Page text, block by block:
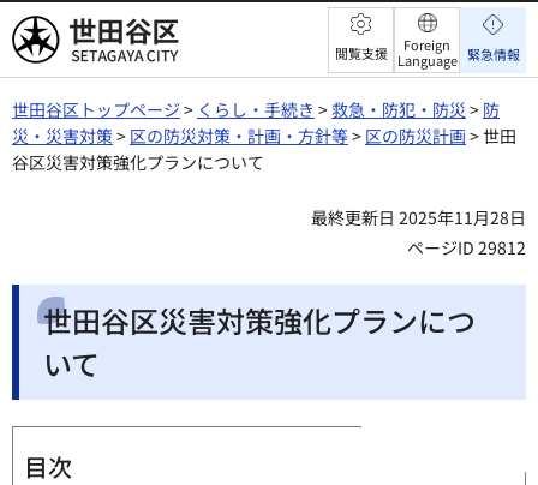
世田谷区 閲覧支援
Foreign
Language 緊急情報
世田谷区トップページ > くらし・手続き >救急・防犯・防災 > 防
災・災害対策> 区の防災対策・計画・方針等> 区の防災計画> 世田
谷区災害対策強化プランについて
最終更新日 2025年11月28日
ページID 29812
世田谷区災害対策強化プランにつ
いて
目次